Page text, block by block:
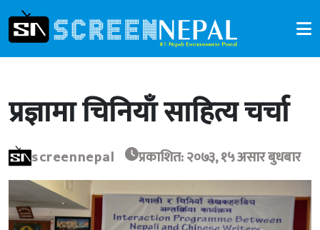
प्रज्ञामा चिनियाँ साहित्य चर्चा
screennepal प्रकाशित: २०७३, १५ असार बुधबार